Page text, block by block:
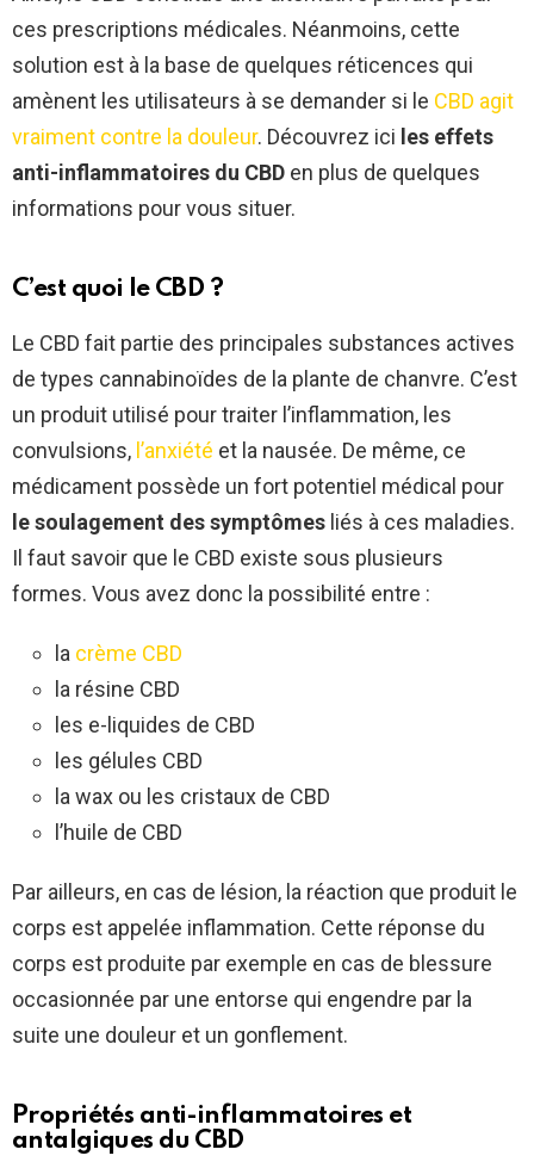
ces prescriptions médicales. Néanmoins, cette
solution est à la base de quelques réticences qui
amènent les utilisateurs à se demander si le CBD agit
vraiment contre la douleur. Découvrez ici les effets
anti-inflammatoires du CBD en plus de quelques
informations pour vous situer.
C’est quoi le CBD ?
Le CBD fait partie des principales substances actives
de types cannabinoïdes de la plante de chanvre. C’est
un produit utilisé pour traiter l’inflammation, les
convulsions, l’anxiété et la nausée. De même, ce
médicament possède un fort potentiel médical pour
le soulagement des symptômes liés à ces maladies.
Il faut savoir que le CBD existe sous plusieurs
formes. Vous avez donc la possibilité entre :
la crème CBD
la résine CBD
les e-liquides de CBD
les gélules CBD
la wax ou les cristaux de CBD
l’huile de CBD
Par ailleurs, en cas de lésion, la réaction que produit le
corps est appelée inflammation. Cette réponse du
corps est produite par exemple en cas de blessure
occasionnée par une entorse qui engendre par la
suite une douleur et un gonflement.
Propriétés anti-inflammatoires et
antalgiques du CBD